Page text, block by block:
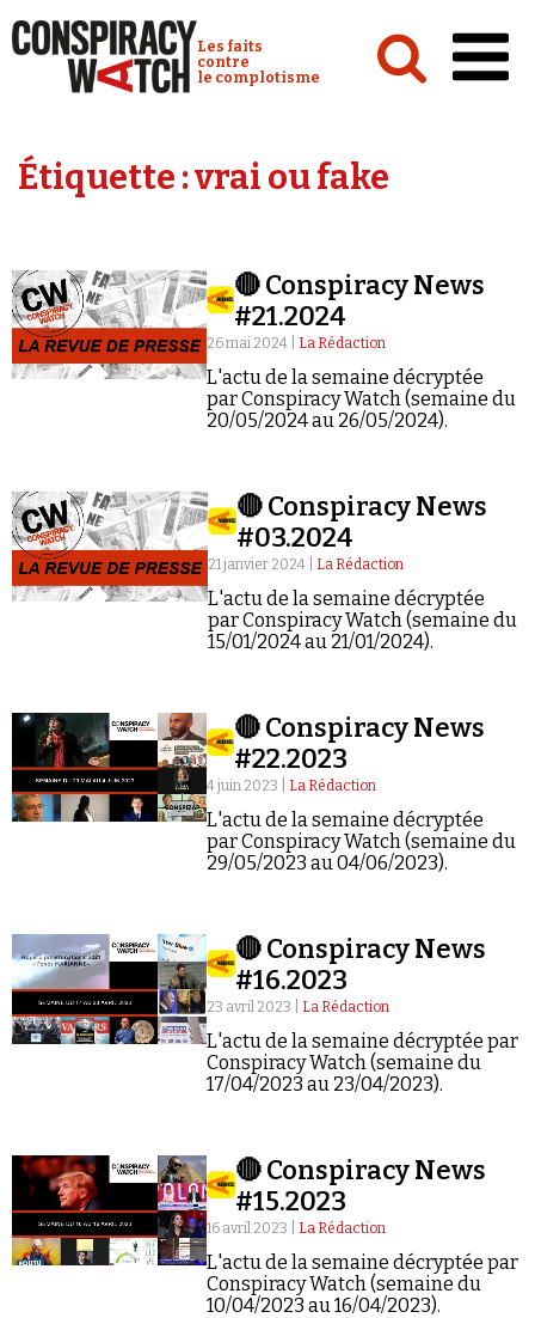
Conspiracy Watch :
Les faits
contre
le complotisme
Analyses
Vidéos
Émissions
Revues de presse
Newsletter
Se connecter
Étiquette :vrai ou fake
🔴 Conspiracy News
#21.2024
26 mai 2024 | La Rédaction
L'actu de la semaine décryptée
par Conspiracy Watch (semaine du
20/05/2024 au 26/05/2024).
🔴 Conspiracy News
#03.2024
21 janvier 2024 | La Rédaction
L'actu de la semaine décryptée
par Conspiracy Watch (semaine du
15/01/2024 au 21/01/2024).
🔴 Conspiracy News
#22.2023
4 juin 2023 | La Rédaction
L'actu de la semaine décryptée
par Conspiracy Watch (semaine du
29/05/2023 au 04/06/2023).
🔴 Conspiracy News
#16.2023
23 avril 2023 | La Rédaction
L'actu de la semaine décryptée par
Conspiracy Watch (semaine du
17/04/2023 au 23/04/2023).
🔴 Conspiracy News
#15.2023
16 avril 2023 | La Rédaction
L'actu de la semaine décryptée par
Conspiracy Watch (semaine du
10/04/2023 au 16/04/2023).